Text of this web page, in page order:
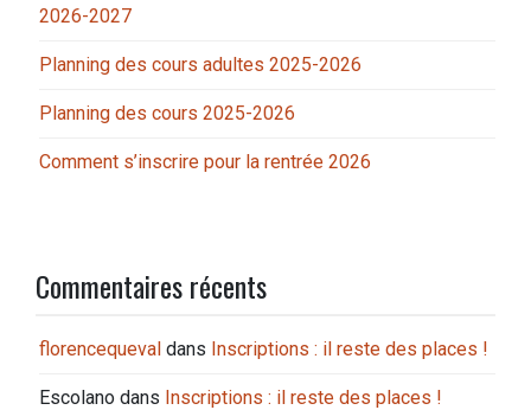
2026-2027
Planning des cours adultes 2025-2026
Planning des cours 2025-2026
Comment s’inscrire pour la rentrée 2026
Commentaires récents
florencequeval dans Inscriptions : il reste des places !
Escolano dans Inscriptions : il reste des places !